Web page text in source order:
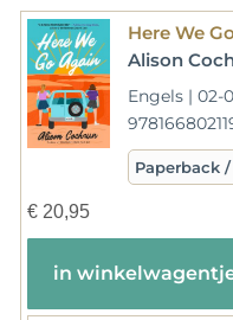
Here We
Alison
Engels | 02-
Paperback
€20,95
in